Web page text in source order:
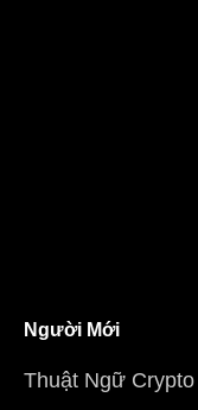
Người Mới
Thuật Ngữ Crypto